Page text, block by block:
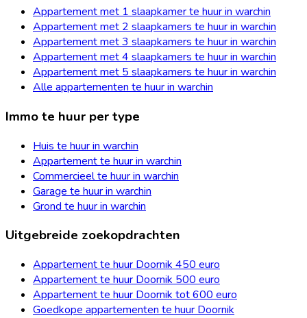
Appartement met 1 slaapkamer te huur in warchin
Appartement met 2 slaapkamers te huur in warchin
Appartement met 3 slaapkamers te huur in warchin
Appartement met 4 slaapkamers te huur in warchin
Appartement met 5 slaapkamers te huur in warchin
Alle appartementen te huur in warchin
Immo te huur per type
Huis te huur in warchin
Appartement te huur in warchin
Commercieel te huur in warchin
Garage te huur in warchin
Grond te huur in warchin
Uitgebreide zoekopdrachten
Appartement te huur Doornik 450 euro
Appartement te huur Doornik 500 euro
Appartement te huur Doornik tot 600 euro
Goedkope appartementen te huur Doornik